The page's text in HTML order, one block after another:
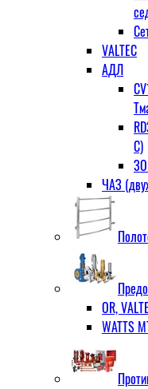
VALTEC
АДЛ
С)
ЧАЗ
OR,
WATTS